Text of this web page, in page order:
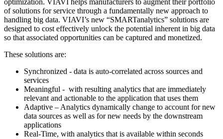
optimization. VIAVI helps manufacturers to augment their portfolio
of solutions for service through a fundamentally new approach to
handling big data. VIAVI’s new “SMARTanalytics” solutions are
designed to cost effectively unlock the potential inherent in big data
so that associated opportunities can be captured and monetized.
These solutions are:
Synchronized - data is auto-correlated across sources and
services
Meaningful - with resulting analytics that are immediately
relevant and actionable to the application that uses them
Adaptive – Analytics dynamically change to account for new
data sources as well as for new needs by the downstream
applications
Real-Time, with analytics that is available within seconds